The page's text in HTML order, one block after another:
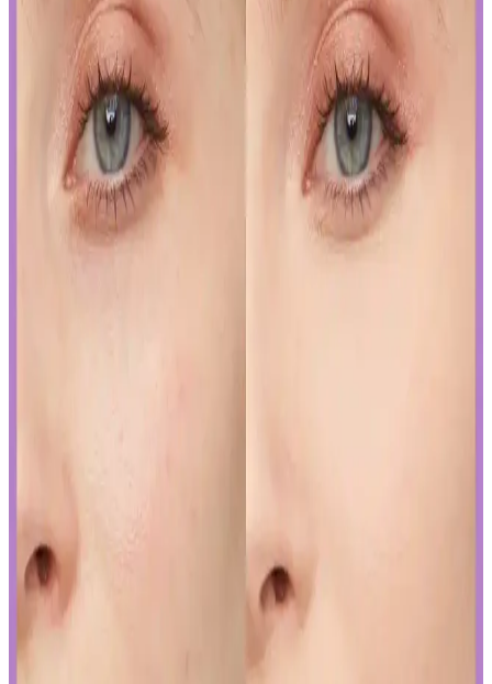
Nail Master M377 ve M378 modelleri, dayanıklılık ve parlaklık
sunan kalıcı ojeler arasında öne çıkar. Bu modellerin özellikleri ve
bakım önerileriyle uzun süre şık ve bakımlı kalabilirsiniz.
İslak Ruj Uygulama ve Bakım İpuçlarıyla
Mükemmel Dudaklara Ulaşın
İslak rujun güzelliğini ortaya çıkarmak ve kalıcılığını artırmak için
doğru uygulama teknikleri ve bakım önerileri. Dudakların temizliği,
sınır çizimi ve kat kat uygulama ile mükemmel görünüm elde edin.
Japon ve Kore Güzellik Markalarının FDA Güneş
Yapay Zeka ile Kozmetik Sektöründe Yenilikler ve
Sunduğu Faydalar